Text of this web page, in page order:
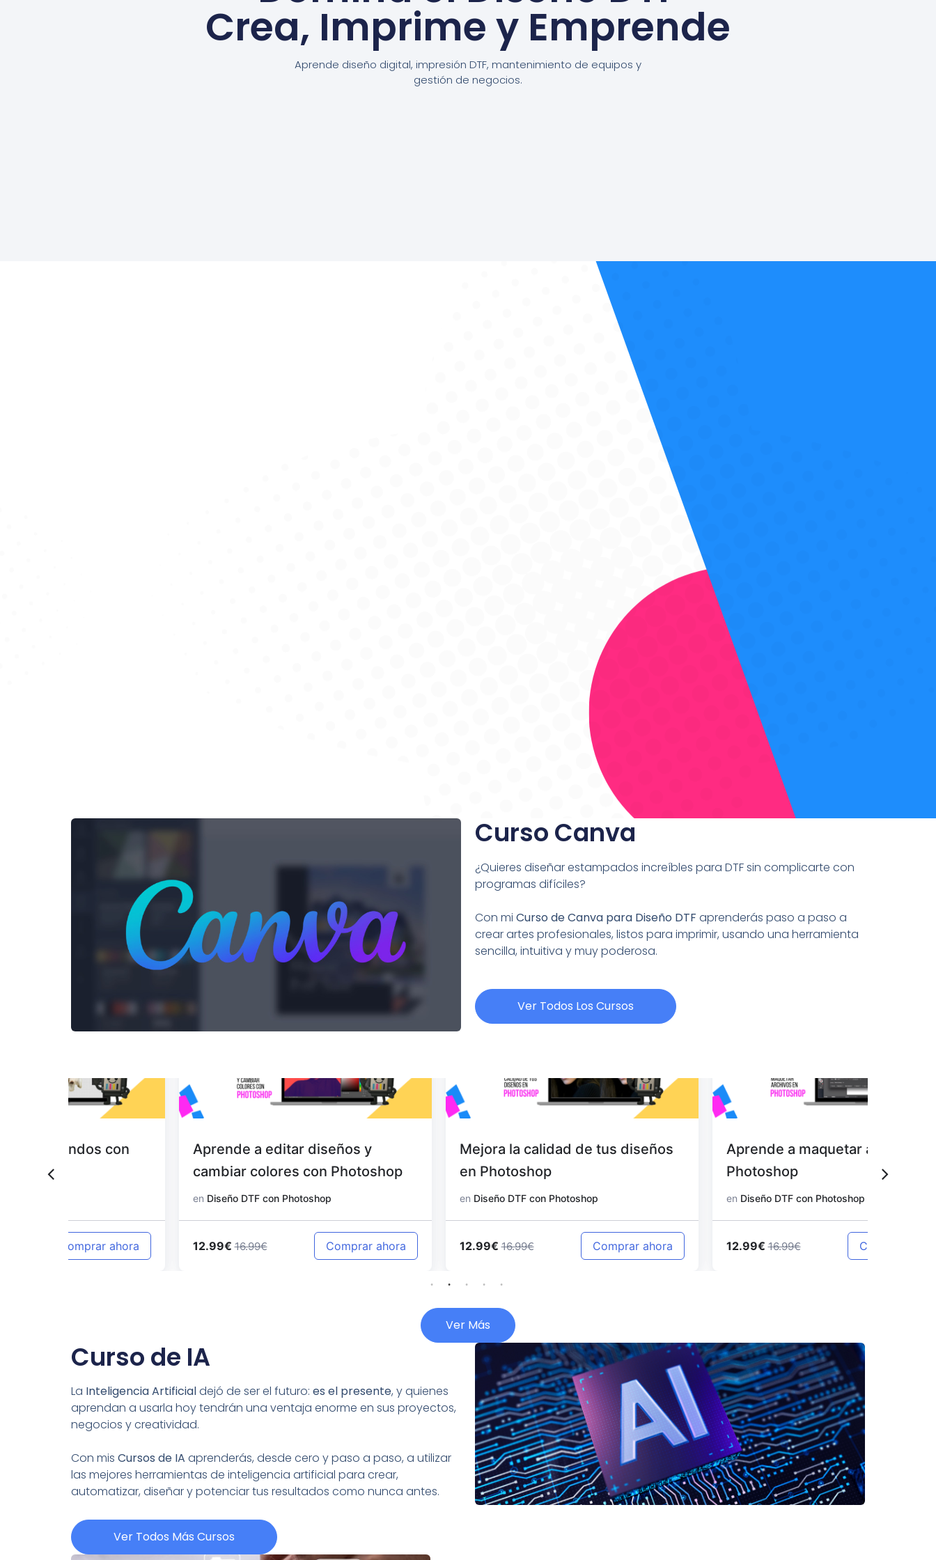
Crea, Imprime y Emprende
Aprende diseño digital, impresión DTF, mantenimiento de equipos y
gestión de negocios.
Curso Canva
¿Quieres diseñar estampados increíbles para DTF sin complicarte con
programas difíciles?
Con mi Curso de Canva para Diseño DTF aprenderás paso a paso a
crear artes profesionales, listos para imprimir, usando una herramienta
sencilla, intuitiva y muy poderosa.
Ver Todos Los Cursos
Aprende a editar diseños y
cambiar colores con Photoshop
Diseño DTF con Photoshop
12.99€ 16.99€ Comprar ahora
Mejora la calidad de tus diseños
en Photoshop
Diseño DTF con Photoshop
12.99€ 16.99€ Comprar ahora
Aprende a maquetar archivos en
Diseño DTF con Photoshop
12.99€ 16.99€ Comprar ahora
Ver Más
Curso de IA
La Inteligencia Artificialdejó de ser el futuro: es el presente, y quienes
aprendan a usarla hoy tendrán una ventaja enorme en sus proyectos,
negocios y creatividad.
Con mis Cursos de IA aprenderás, desde cero y paso a paso, a utilizar
las mejores herramientas de inteligencia artificial para crear,
automatizar, diseñar y potenciar tus resultados como nunca antes.
Ver Todos Más Cursos